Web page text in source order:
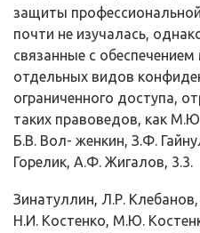
защиты
почти не изучалась,
связанные с
отдельных видов
ограниченного доступа,
таких правоведов, как
Б.В. Вол- женкин, З.Ф.
Горелик, А.Ф. Жигалов, 3.3.
Зинатуллин, Л.Р.
Н.И. Костенко, М.Ю.